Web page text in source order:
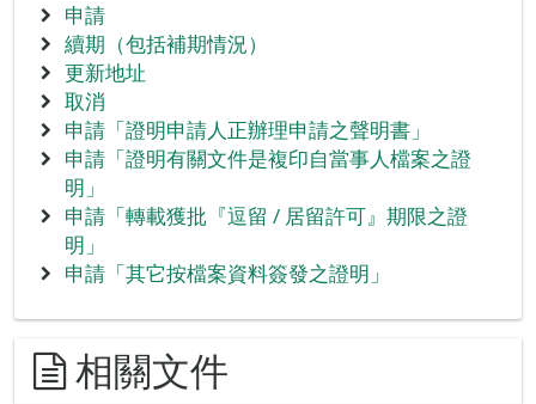
申請
續期（包括補期情況）
更新地址
取消
申請「證明申請人正辦理申請之聲明書」
申請「證明有關文件是複印自當事人檔案之證
明」
申請「轉載獲批『逗留 / 居留許可』期限之證
明」
申請「其它按檔案資料簽發之證明」
相關文件